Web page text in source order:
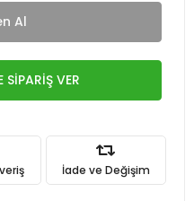
Al
SİPARİŞ VER
İade ve Değişim